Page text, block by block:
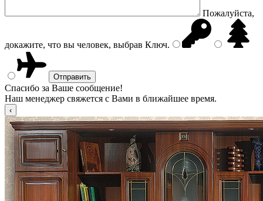
Пожалуйста,
докажите, что вы человек, выбрав Ключ.
Спасибо за Ваше сообщение!
Наш менеджер свяжется с Вами в ближайшее время.